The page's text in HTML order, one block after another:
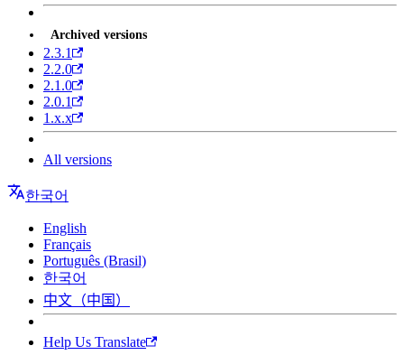
Archived versions
2.3.1
2.2.0
2.1.0
2.0.1
1.x.x
All versions
한국어
English
Français
Português (Brasil)
한국어
中文（中国）
Help Us Translate